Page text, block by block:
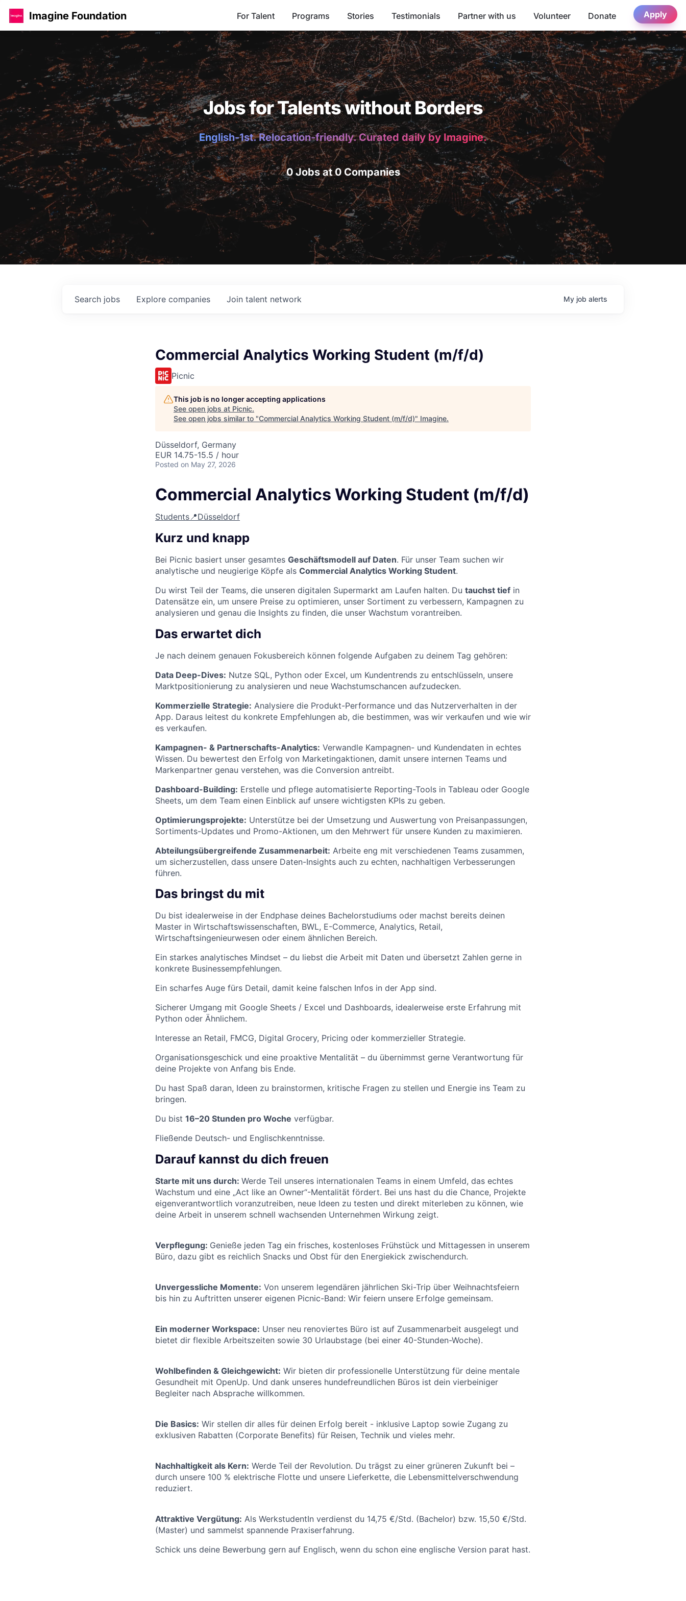
Imagine Foundation For Talent Programs Stories Testimonials Partner with us Volunteer Donate Apply
Jobs for Talents without Borders
English-1st. Relocation-friendly. Curated daily by Imagine.
0 Jobs at 0 Companies
Search jobs Explore companies Join talent network My job alerts
Commercial Analytics Working Student (m/f/d)
Picnic
This job is no longer accepting applications
See open jobs at Picnic.
See open jobs similar to "Commercial Analytics Working Student (m/f/d)" Imagine.
Düsseldorf, Germany
EUR 14.75-15.5 / hour
Posted on May 27, 2026
Commercial Analytics Working Student (m/f/d)
Students 📍Düsseldorf
Kurz und knapp
Bei Picnic basiert unser gesamtes Geschäftsmodell auf Daten. Für unser Team suchen wir
analytische und neugierige Köpfe als Commercial Analytics Working Student.
Du wirst Teil der Teams, die unseren digitalen Supermarkt am Laufen halten. Du tauchst tief in
Datensätze ein, um unsere Preise zu optimieren, unser Sortiment zu verbessern, Kampagnen zu
analysieren und genau die Insights zu finden, die unser Wachstum vorantreiben.
Das erwartet dich
Je nach deinem genauen Fokusbereich können folgende Aufgaben zu deinem Tag gehören:
Data Deep-Dives: Nutze SQL, Python oder Excel, um Kundentrends zu entschlüsseln, unsere
Marktpositionierung zu analysieren und neue Wachstumschancen aufzudecken.
Kommerzielle Strategie: Analysiere die Produkt-Performance und das Nutzerverhalten in der
App. Daraus leitest du konkrete Empfehlungen ab, die bestimmen, was wir verkaufen und wie wir
es verkaufen.
Kampagnen- & Partnerschafts-Analytics: Verwandle Kampagnen- und Kundendaten in echtes
Wissen. Du bewertest den Erfolg von Marketingaktionen, damit unsere internen Teams und
Markenpartner genau verstehen, was die Conversion antreibt.
Dashboard-Building: Erstelle und pflege automatisierte Reporting-Tools in Tableau oder Google
Sheets, um dem Team einen Einblick auf unsere wichtigsten KPIs zu geben.
Optimierungsprojekte: Unterstütze bei der Umsetzung und Auswertung von Preisanpassungen,
Sortiments-Updates und Promo-Aktionen, um den Mehrwert für unsere Kunden zu maximieren.
Abteilungsübergreifende Zusammenarbeit: Arbeite eng mit verschiedenen Teams zusammen,
um sicherzustellen, dass unsere Daten-Insights auch zu echten, nachhaltigen Verbesserungen
führen.
Das bringst du mit
Du bist idealerweise in der Endphase deines Bachelorstudiums oder machst bereits deinen
Master in Wirtschaftswissenschaften, BWL, E-Commerce, Analytics, Retail,
Wirtschaftsingenieurwesen oder einem ähnlichen Bereich.
Ein starkes analytisches Mindset – du liebst die Arbeit mit Daten und übersetzt Zahlen gerne in
konkrete Businessempfehlungen.
Ein scharfes Auge fürs Detail, damit keine falschen Infos in der App sind.
Sicherer Umgang mit Google Sheets / Excel und Dashboards, idealerweise erste Erfahrung mit
Python oder Ähnlichem.
Interesse an Retail, FMCG, Digital Grocery, Pricing oder kommerzieller Strategie.
Organisationsgeschick und eine proaktive Mentalität – du übernimmst gerne Verantwortung für
deine Projekte von Anfang bis Ende.
Du hast Spaß daran, Ideen zu brainstormen, kritische Fragen zu stellen und Energie ins Team zu
bringen.
Du bist 16–20 Stunden pro Woche verfügbar.
Fließende Deutsch- und Englischkenntnisse.
Darauf kannst du dich freuen
Starte mit uns durch: Werde Teil unseres internationalen Teams in einem Umfeld, das echtes
Wachstum und eine „Act like an Owner“-Mentalität fördert. Bei uns hast du die Chance, Projekte
eigenverantwortlich voranzutreiben, neue Ideen zu testen und direkt miterleben zu können, wie
deine Arbeit in unserem schnell wachsenden Unternehmen Wirkung zeigt.
Verpflegung: Genieße jeden Tag ein frisches, kostenloses Frühstück und Mittagessen in unserem
Büro, dazu gibt es reichlich Snacks und Obst für den Energiekick zwischendurch.
Unvergessliche Momente: Von unserem legendären jährlichen Ski-Trip über Weihnachtsfeiern
bis hin zu Auftritten unserer eigenen Picnic-Band: Wir feiern unsere Erfolge gemeinsam.
Ein moderner Workspace: Unser neu renoviertes Büro ist auf Zusammenarbeit ausgelegt und
bietet dir flexible Arbeitszeiten sowie 30 Urlaubstage (bei einer 40-Stunden-Woche).
Wohlbefinden & Gleichgewicht: Wir bieten dir professionelle Unterstützung für deine mentale
Gesundheit mit OpenUp. Und dank unseres hundefreundlichen Büros ist dein vierbeiniger
Begleiter nach Absprache willkommen.
Die Basics: Wir stellen dir alles für deinen Erfolg bereit - inklusive Laptop sowie Zugang zu
exklusiven Rabatten (Corporate Benefits) für Reisen, Technik und vieles mehr.
Nachhaltigkeit als Kern: Werde Teil der Revolution. Du trägst zu einer grüneren Zukunft bei –
durch unsere 100 % elektrische Flotte und unsere Lieferkette, die Lebensmittelverschwendung
reduziert.
Attraktive Vergütung: Als WerkstudentIn verdienst du 14,75 €/Std. (Bachelor) bzw. 15,50 €/Std.
(Master) und sammelst spannende Praxiserfahrung.
Schick uns deine Bewerbung gern auf Englisch, wenn du schon eine englische Version parat hast.